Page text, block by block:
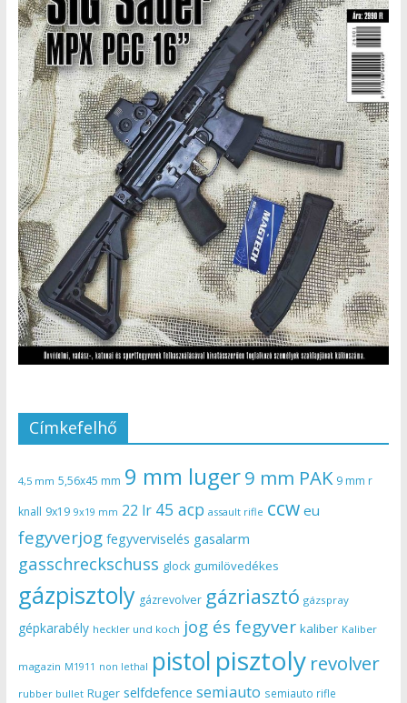
Címkefelhő
4,5 mm 5,56x45 mm 9 mm luger9 mm PAK 9 mm r
knall 9x19 9x19 mm 22 lr 45 acp assault rifle ccw eu
fegyverjog fegyverviselés gasalarm
gasschreckschuss glock gumilövedékes
gázpisztoly gázrevolver gázriasztó gázspray
gépkarabély heckler und koch jog és fegyver kaliber Kaliber
magazin M1911 non lethal pistol pisztoly revolver
rubber bullet Ruger selfdefence semiauto semiauto rifle